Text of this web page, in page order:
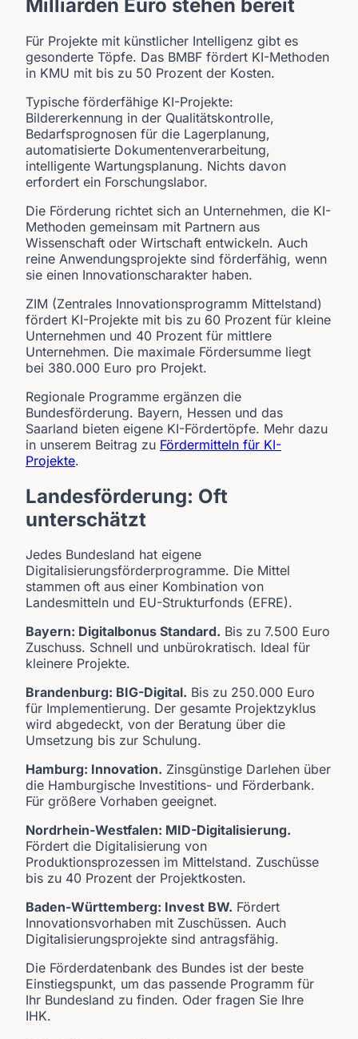
Milliarden Euro stehen bereit
Für Projekte mit künstlicher Intelligenz gibt es
gesonderte Töpfe. Das BMBF fördert KI-Methoden
in KMU mit bis zu 50 Prozent der Kosten.
Typische förderfähige KI-Projekte:
Bildererkennung in der Qualitätskontrolle,
Bedarfsprognosen für die Lagerplanung,
automatisierte Dokumentenverarbeitung,
intelligente Wartungsplanung. Nichts davon
erfordert ein Forschungslabor.
Die Förderung richtet sich an Unternehmen, die KI-
Methoden gemeinsam mit Partnern aus
Wissenschaft oder Wirtschaft entwickeln. Auch
reine Anwendungsprojekte sind förderfähig, wenn
sie einen Innovationscharakter haben.
ZIM (Zentrales Innovationsprogramm Mittelstand)
fördert KI-Projekte mit bis zu 60 Prozent für kleine
Unternehmen und 40 Prozent für mittlere
Unternehmen. Die maximale Fördersumme liegt
bei 380.000 Euro pro Projekt.
Regionale Programme ergänzen die
Bundesförderung. Bayern, Hessen und das
Saarland bieten eigene KI-Fördertöpfe. Mehr dazu
in unserem Beitrag zu Fördermitteln für KI-
Projekte.
Landesförderung: Oft
unterschätzt
Jedes Bundesland hat eigene
Digitalisierungsförderprogramme. Die Mittel
stammen oft aus einer Kombination von
Landesmitteln und EU-Strukturfonds (EFRE).
Bayern: Digitalbonus Standard. Bis zu 7.500 Euro
Zuschuss. Schnell und unbürokratisch. Ideal für
kleinere Projekte.
Brandenburg: BIG-Digital. Bis zu 250.000 Euro
für Implementierung. Der gesamte Projektzyklus
wird abgedeckt, von der Beratung über die
Umsetzung bis zur Schulung.
Hamburg: Innovation. Zinsgünstige Darlehen über
die Hamburgische Investitions- und Förderbank.
Für größere Vorhaben geeignet.
Nordrhein-Westfalen: MID-Digitalisierung.
Fördert die Digitalisierung von
Produktionsprozessen im Mittelstand. Zuschüsse
bis zu 40 Prozent der Projektkosten.
Baden-Württemberg: Invest BW. Fördert
Innovationsvorhaben mit Zuschüssen. Auch
Digitalisierungsprojekte sind antragsfähig.
Die Förderdatenbank des Bundes ist der beste
Einstiegspunkt, um das passende Programm für
Ihr Bundesland zu finden. Oder fragen Sie Ihre
IHK.